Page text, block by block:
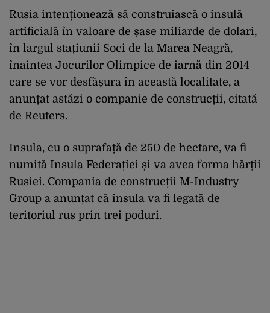
Rusia intenționează să construiască o insulă
artificială în valoare de șase miliarde de dolari,
în largul stațiunii Soci de la Marea Neagră,
înaintea Jocurilor Olimpice de iarnă din 2014
care se vor desfășura în această localitate, a
anunțat astăzi o companie de construcții, citată
de Reuters.
Insula, cu o suprafață de 250 de hectare, va fi
numită Insula Federației și va avea forma hărții
Rusiei. Compania de construcții M-Industry
Group a anunțat că insula va fi legată de
teritoriul rus prin trei poduri.